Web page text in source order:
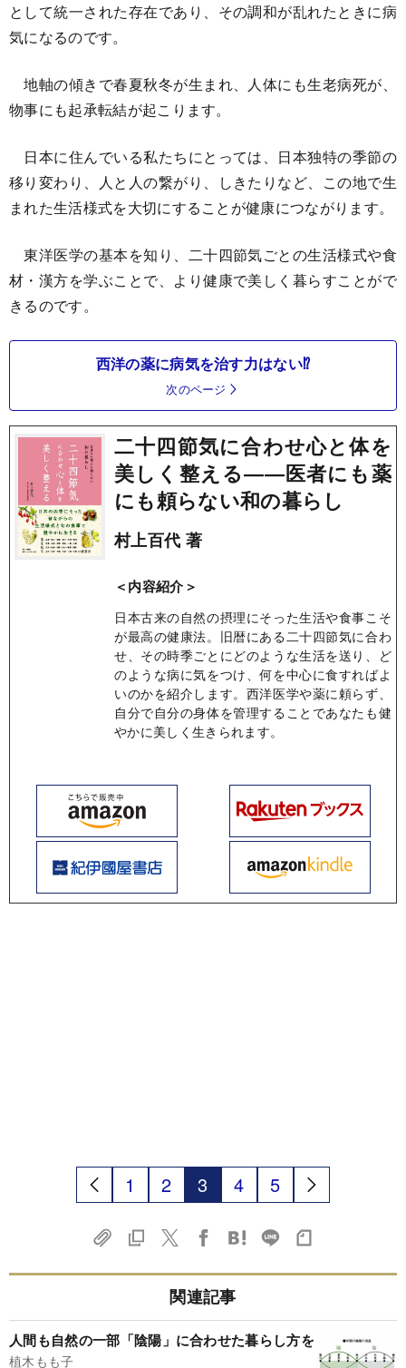
として統一された存在であり、その調和が乱れたときに病
気になるのです。
地軸の傾きで春夏秋冬が生まれ、人体にも生老病死が、
物事にも起承転結が起こります。
日本に住んでいる私たちにとっては、日本独特の季節の
移り変わり、人と人の繋がり、しきたりなど、この地で生
まれた生活様式を大切にすることが健康につながります。
東洋医学の基本を知り、二十四節気ごとの生活様式や食
材・漢方を学ぶことで、より健康で美しく暮らすことがで
きるのです。
西洋の薬に病気を治す力はない⁉
次のページ
二十四節気に合わせ心と体を
美しく整える――医者にも薬
にも頼らない和の暮らし
村上百代 著
＜内容紹介＞
日本古来の自然の摂理にそった生活や食事こそ
が最高の健康法。旧暦にある二十四節気に合わ
せ、その時季ごとにどのような生活を送り、ど
のような病に気をつけ、何を中心に食すればよ
いのかを紹介します。西洋医学や薬に頼らず、
自分で自分の身体を管理することであなたも健
やかに美しく生きられます。
1 2 3 4 5
関連記事
人間も自然の一部「陰陽」に合わせた暮らし方を
植木もも子